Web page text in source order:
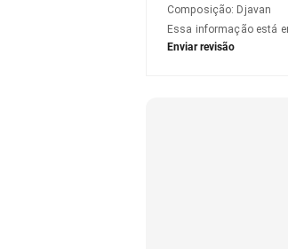
Composição: Djavan
Essa informação está
Enviar revisão